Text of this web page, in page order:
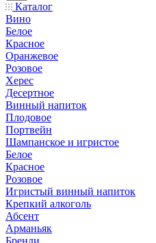
Каталог
Вино
Белое
Красное
Оранжевое
Розовое
Херес
Десертное
Винный напиток
Плодовое
Портвейн
Шампанское и игристое
Белое
Красное
Розовое
Игристый винный напиток
Крепкий алкоголь
Абсент
Арманьяк
Бренди